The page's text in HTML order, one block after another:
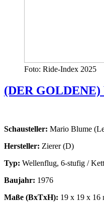
Foto: Ride-Index 2025
(DER
Schausteller: Mario Blume
Hersteller: Zierer (D)
Typ: Wellenflug, 6-stufig /
Baujahr: 1976
Maße (BxTxH): 19 x 19 x 16